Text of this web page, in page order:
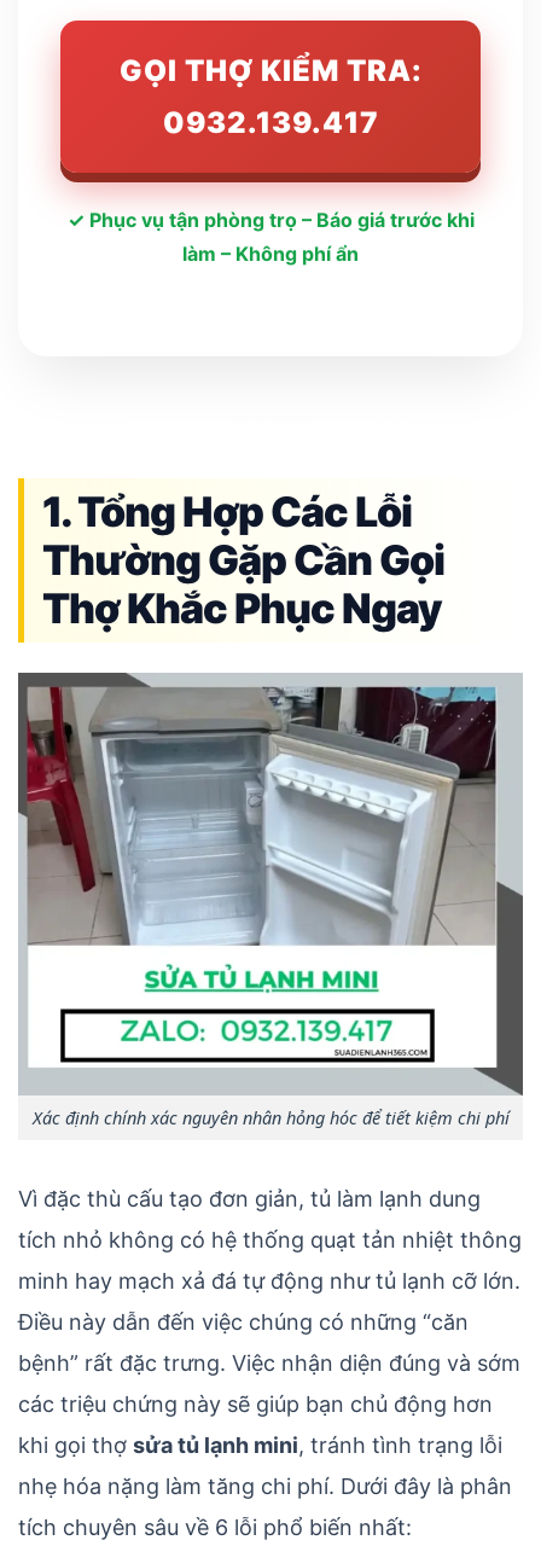
GỌI THỢ KIỂM TRA:
0932.139.417
✓ Phục vụ tận phòng trọ – Báo giá trước khi
làm – Không phí ẩn
1. Tổng Hợp Các Lỗi
Thường Gặp Cần Gọi
Thợ Khắc Phục Ngay
Xác định chính xác nguyên nhân hỏng hóc để tiết kiệm chi phí
Vì đặc thù cấu tạo đơn giản, tủ làm lạnh dung
tích nhỏ không có hệ thống quạt tản nhiệt thông
minh hay mạch xả đá tự động như tủ lạnh cỡ lớn.
Điều này dẫn đến việc chúng có những “căn
bệnh” rất đặc trưng. Việc nhận diện đúng và sớm
các triệu chứng này sẽ giúp bạn chủ động hơn
khi gọi thợ sửa tủ lạnh mini, tránh tình trạng lỗi
nhẹ hóa nặng làm tăng chi phí. Dưới đây là phân
tích chuyên sâu về 6 lỗi phổ biến nhất: